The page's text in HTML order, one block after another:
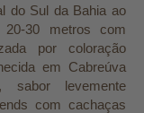
do Sul da Bahia ao
30 metros com
por coloração
em Cabreúva
sabor levemente
com cachaças